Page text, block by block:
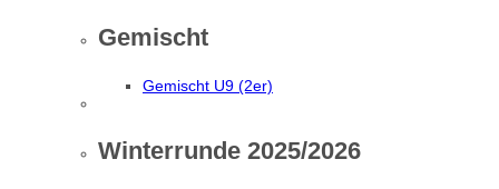
Gemischt
Gemischt U9 (2er)
Winterrunde 2025/2026